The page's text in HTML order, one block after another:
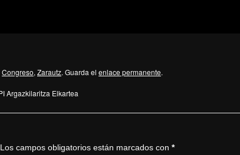
Congreso, Zarautz. Guarda el enlace permanente.
Argazkilaritza Elkartea
Los campos obligatorios están marcados con *